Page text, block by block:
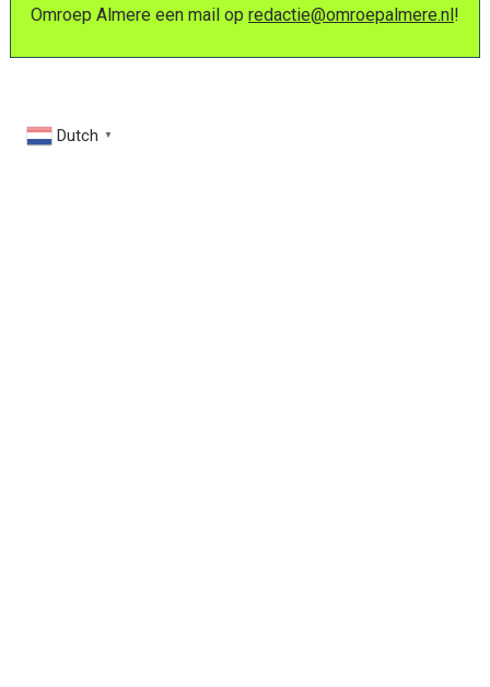
Omroep Almere een mail op redactie@omroepalmere.nl!
Dutch ▼